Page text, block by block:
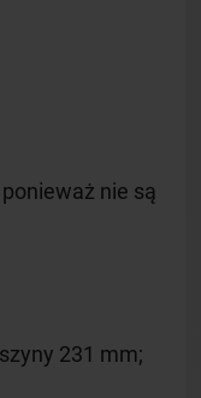
nie są
231 mm;